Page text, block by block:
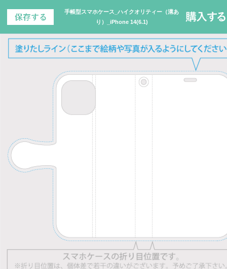
手帳型スマホケース_ハイクオリティー（溝あ
り）_iPhone 14(6.1)